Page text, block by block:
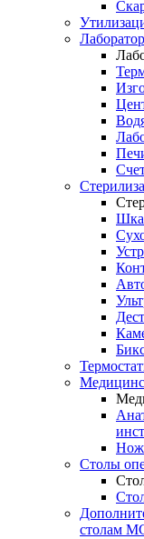
Столы
столам